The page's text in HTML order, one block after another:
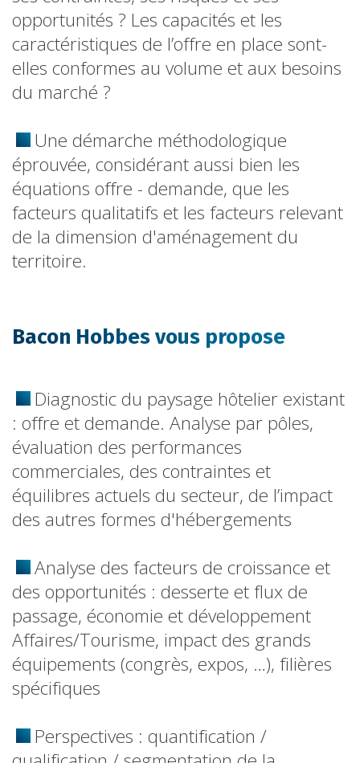
opportunités ? Les capacités et les
caractéristiques de l’offre en place sont-
elles conformes au volume et aux besoins
du marché ?
Une démarche méthodologique
éprouvée, considérant aussi bien les
équations offre - demande, que les
facteurs qualitatifs et les facteurs relevant
de la dimension d'aménagement du
territoire.
Bacon Hobbes vous propose
Diagnostic du paysage hôtelier existant
: offre et demande. Analyse par pôles,
évaluation des performances
commerciales, des contraintes et
équilibres actuels du secteur, de l’impact
des autres formes d'hébergements
Analyse des facteurs de croissance et
des opportunités : desserte et flux de
passage, économie et développement
Affaires/Tourisme, impact des grands
équipements (congrès, expos, …), filières
spécifiques
Perspectives : quantification /